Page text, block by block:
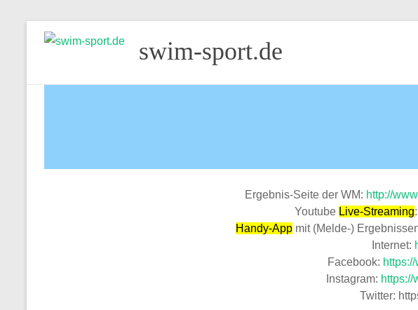
Skip
swim-sport.de
Ergebnis-Seite der WM: http://
Youtube Live-Streaming:
Handy-App mit (Melde-)
Internet:
Facebook:
Instagram: https://
Twitter: